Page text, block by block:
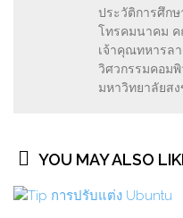
ประวัติการศึก
โทรคมนาคม ค
เจ้าคุณทหารล
วิศวกรรมคอม
มหาวิทยาลัยส
YOU MAY ALSO